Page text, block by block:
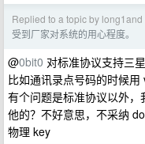
Replied to a topic by long1and
受到厂家对系统的用心程度。
@0bit0 对标准协议支持三
比如通讯录点号码的时候
有个问题是标准协议以外
他的？不好意思，不采纳
物理 key